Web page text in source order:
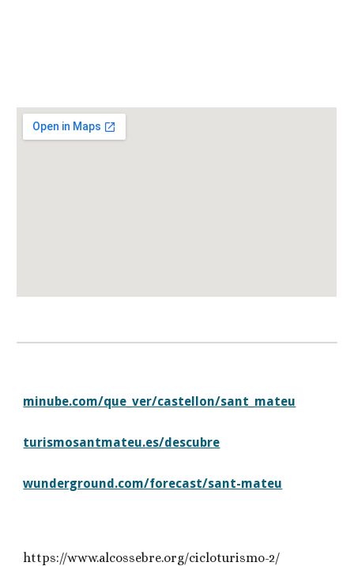
minube.com/que_ver/castellon/sant_mateu
turismosantmateu.es/descubre
wunderground.com/forecast/sant-mateu
https://www.alcossebre.org/cicloturismo-2/